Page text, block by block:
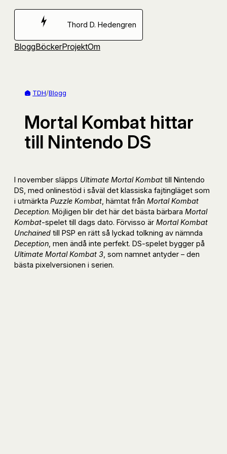
Hoppa
Thord D. Hedengren
BloggBöckerProjektOm
TDH/Blogg
Mortal Kombat hittar
till Nintendo DS
I november släpps Ultimate Mortal Kombat till Nintendo
DS, med onlinestöd i såväl det klassiska fajtingläget som
i utmärkta Puzzle Kombat , hämtat från Mortal Kombat
Deception. Möjligen blir det här det bästa bärbara Mortal
Kombat-spelet till dags dato. Förvisso är Mortal Kombat
Unchained till PSP en rätt så lyckad tolkning av nämnda
Deception , men ändå inte perfekt. DS-spelet bygger på
Ultimate Mortal Kombat 3 , som namnet antyder – den
bästa pixelversionen i serien.